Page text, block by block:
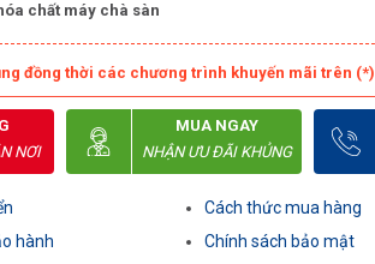
chất máy chà sàn
đồng thời các chương trình khuyến mãi trên (*)
NƠI
MUA NGAY
NHẬN ƯU ĐÃI KHỦNG
hành
Cách thức mua hàng
Chính sách bảo mật